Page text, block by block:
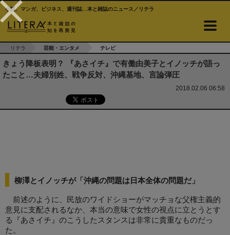
小説、マンガ、ビジネス、週刊誌…本と雑誌のニュース／リテラ
リテラ 芸能・エンタメ テレビ
きょう降板表明？ 『あさイチ』で有働由美子とイノッチが語っ
たこと…夫婦別姓、戦争反対、沖縄基地、言論弾圧
2018.02.06 06:58
柳澤とイノッチが「沖縄の問題は日本全体の問題だ」
前述のように、民放のワイドショーがマッチョな父権主義的
意見に支配されるなか、本当の意味で女性の視点に立とうとす
る『あさイチ』のこうしたスタンスは非常に貴重なものだっ
た。